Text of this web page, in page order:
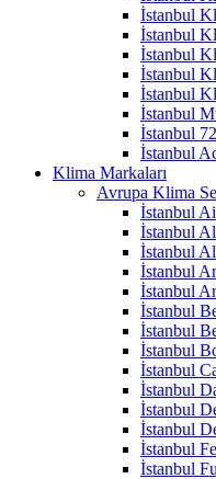
İstanbul
İstanbul
İstanbul
İstanbul
İstanbul
İstanbul
İstanbul
İstanbul
Klima Markaları
Avrupa Klima
İstanbul
İstanbul
İstanbul
İstanbul
İstanbul
İstanbul
İstanbul
İstanbul
İstanbul
İstanbul
İstanbul
İstanbul
İstanbul
İstanbul